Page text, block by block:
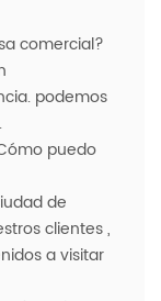
comercial?
podemos
puedo
de
clientes ,
a visitar